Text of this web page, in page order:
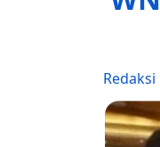
Redaksi